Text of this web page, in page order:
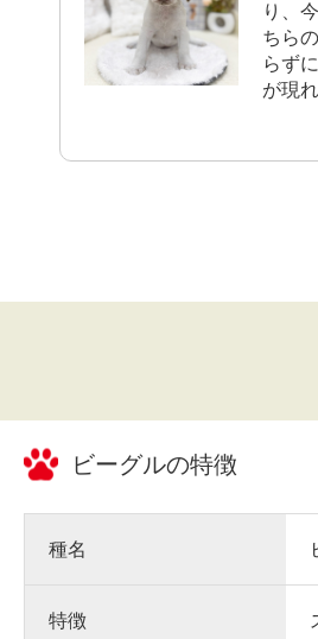
り、
ちら
らず
が現
を迎
ビーグルの特徴
種名
特徴